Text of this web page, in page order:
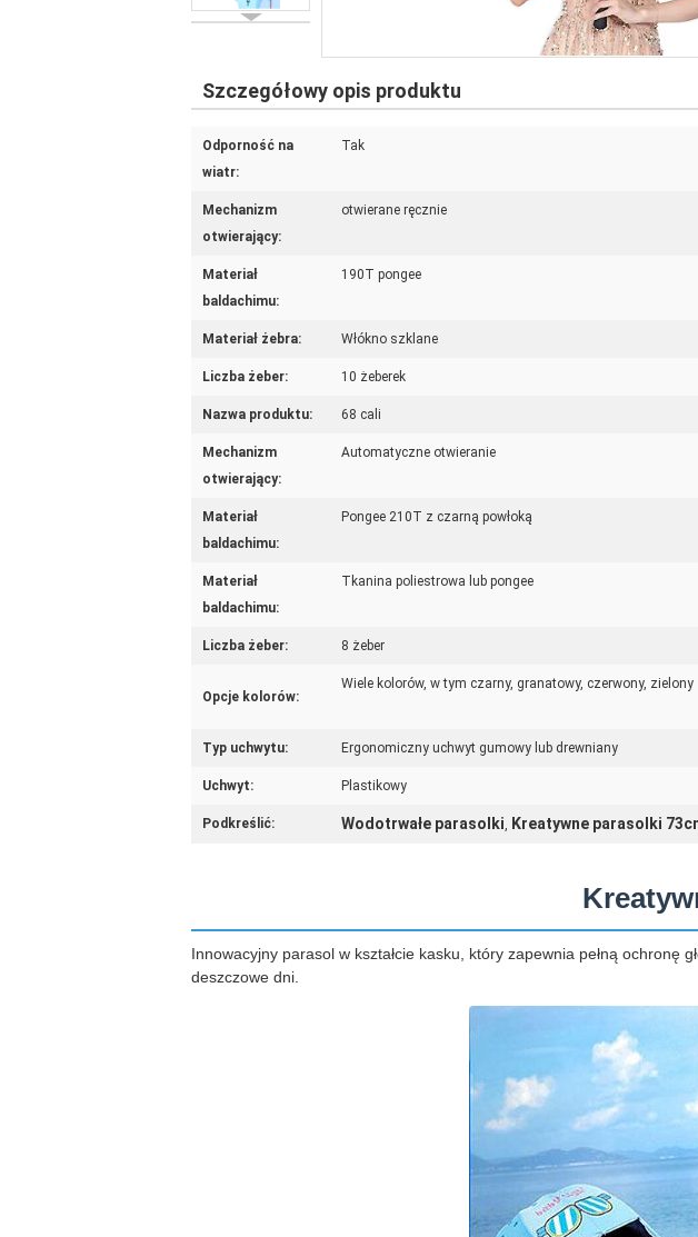
Szczegółowy opis produktu
Odporność na
wiatr:
Tak
Mechanizm
otwierający:
otwierane ręcznie
Materiał
baldachimu:
190T pongee
Materiał żebra: Włókno szklane
Liczba żeber: 10 żeberek
Nazwa produktu: 68 cali
Mechanizm
otwierający:
Automatyczne otwieranie
Materiał
baldachimu:
Pongee 210T z czarną powłoką
Materiał
baldachimu:
Tkanina poliestrowa lub pongee
Liczba żeber: 8 żeber
Opcje kolorów:
Wiele kolorów, w tym czarny, granatowy, czerwony, zielony
Typ uchwytu: Ergonomiczny uchwyt gumowy lub drewniany
Uchwyt: Plastikowy
Podkreślić: Wodotrwałe parasolki, Kreatywne parasolki
Innowacyjny parasol w kształcie kasku, który zapewnia pełną ochronę
deszczowe dni.